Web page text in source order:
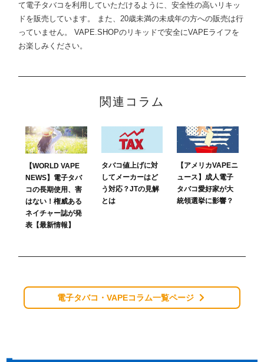
て電子タバコを利用していただけるように、安全性の高いリキッ
ドを販売しています。 また、20歳未満の未成年の方への販売は行
っていません。 VAPE.SHOPのリキッドで安全にVAPEライフを
お楽しみください。
関連コラム
【WORLD VAPE
NEWS】電子タバ
コの長期使用、害
はない！権威ある
ネイチャー誌が発
表【最新情報】
タバコ値上げに対
してメーカーはど
う対応？JTの見解
とは
【アメリカVAPEニ
ュース】成人電子
タバコ愛好家が大
統領選挙に影響？
電子タバコ・VAPEコラム一覧ページ